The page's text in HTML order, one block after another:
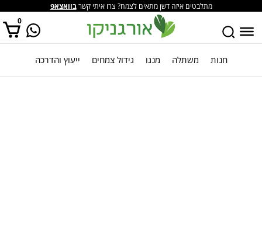
מתלבטים איזה דשן מתאים לצמח? צרו איתי קשרבוואצאפ
0
אין מוצרים בסל הקניות. חנות משתלה מנגו גידול צמחים ייעוץ והדרכה